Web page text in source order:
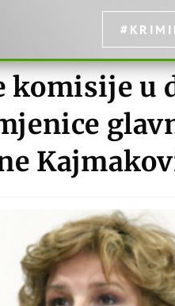
komisije u